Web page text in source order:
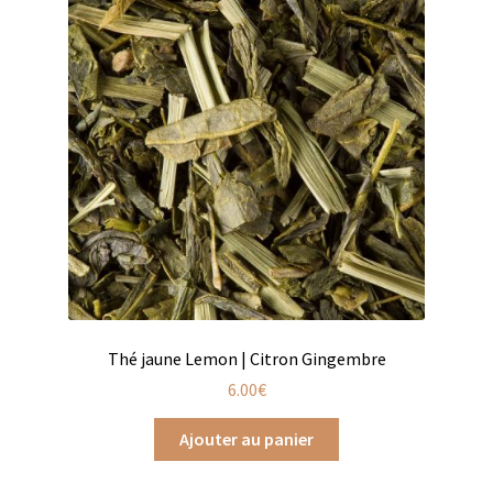
Autour de bébé à broder
Doudous à broder
Sacs et cartables à broder
Epicerie fine
Aide culinaire
Coffrets aide culinaire
Assaisonnements
Thé jaune Lemon | Citron Gingembre
6.00€
Ajouter au panier